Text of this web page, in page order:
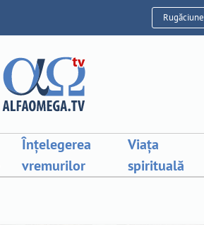
Rugăciune
Înțelegerea
vremurilor
Viața
spirituală